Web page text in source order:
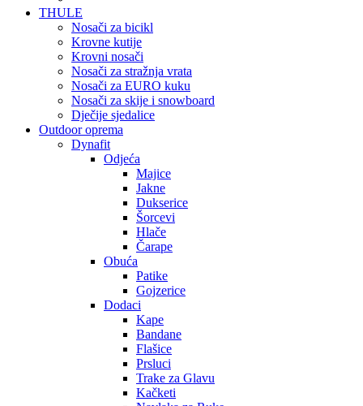
THULE
Nosači za bicikl
Krovne kutije
Krovni nosači
Nosači za stražnja vrata
Nosači za EURO kuku
Nosači za skije i snowboard
Dječije sjedalice
Outdoor oprema
Dynafit
Odjeća
Majice
Jakne
Dukserice
Šorcevi
Hlače
Čarape
Obuća
Patike
Gojzerice
Dodaci
Kape
Bandane
Flašice
Prsluci
Trake za Glavu
Kačketi